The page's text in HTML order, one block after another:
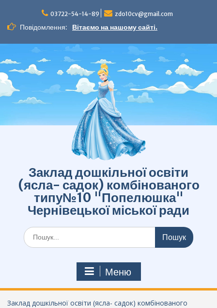
вмісту
03722-54-14-89 zdo10cv@gmail.com
Повідомлення: Вітаємо на нашому сайті.
Заклад дошкільної освіти
(ясла- садок) комбінованого
типу№10 "Попелюшка"
Чернівецької міської ради
Шукати:
Меню
Заклад дошкільної освіти (ясла- садок) комбінованого